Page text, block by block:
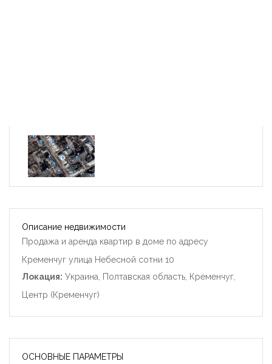
Описание недвижимости
Продажа и аренда квартир в доме по адресу
Кременчуг улица Небесной сотни 10
Локация: Украина, Полтавская область, Кременчуг,
Центр (Кременчуг)
ОСНОВНЫЕ ПАРАМЕТРЫ